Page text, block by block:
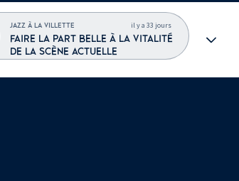
JAZZ À LA VILLETTE il y a 33 jours
FAIRE LA PART BELLE À LA VITALITÉ
DE LA SCÈNE ACTUELLE